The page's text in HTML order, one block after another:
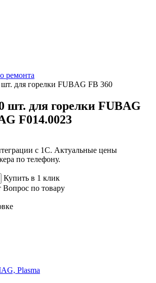
ремонта
для горелки FUBAG FB 360
шт. для горелки FUBAG
F014.0023
с 1С. Актуальные цены
по телефону.
Купить в 1 клик
Вопрос по товару
Plasma